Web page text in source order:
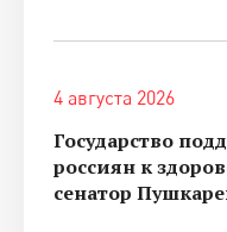
4 августа 2026
Государство
россиян к
сенатор